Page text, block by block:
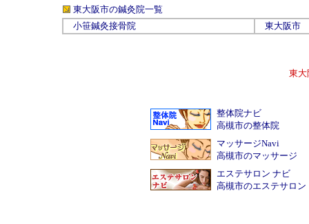
東大阪市の鍼灸院一覧
小笹鍼灸接骨院
東大阪市
東大
整体院ナビ
高槻市の整体院
マッサージNavi
高槻市のマッサージ
エステサロン ナビ
高槻市のエステサロン